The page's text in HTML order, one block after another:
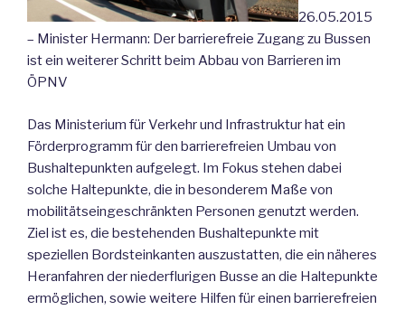
26.05.2015
– Minister Hermann: Der barrierefreie Zugang zu Bussen
ist ein weiterer Schritt beim Abbau von Barrieren im
ÖPNV
Das Ministerium für Verkehr und Infrastruktur hat ein
Förderprogramm für den barrierefreien Umbau von
Bushaltepunkten aufgelegt. Im Fokus stehen dabei
solche Haltepunkte, die in besonderem Maße von
mobilitätseingeschränkten Personen genutzt werden.
Ziel ist es, die bestehenden Bushaltepunkte mit
speziellen Bordsteinkanten auszustatten, die ein näheres
Heranfahren der niederflurigen Busse an die Haltepunkte
ermöglichen, sowie weitere Hilfen für einen barrierefreien